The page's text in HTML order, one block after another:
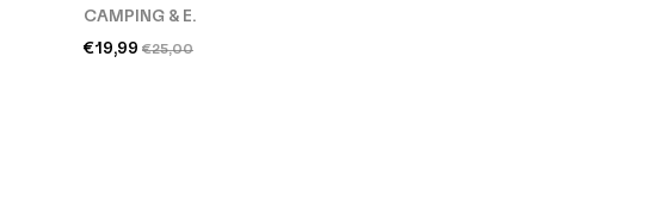
CAMPING & E.
€19,99 €25,00